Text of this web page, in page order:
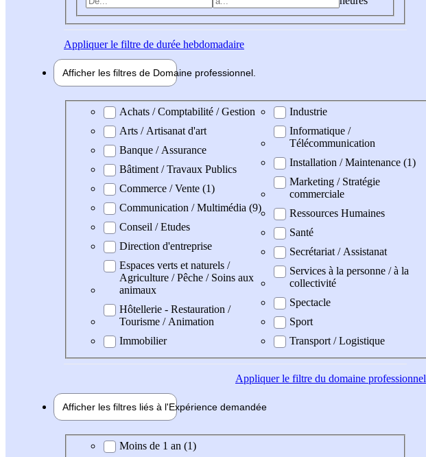
Appliquerle filtre de durée hebdomadaire
Afficher les filtres de Domaine professionnel
Domaine professionel
Achats / Comptabilité / Gestion
Arts / Artisanat d'art
Banque / Assurance
Bâtiment / Travaux Publics
Commerce / Vente (1)
Communication / Multimédia (9)
Conseil / Etudes
Direction d'entreprise
Espaces verts et naturels /
Agriculture / Pêche / Soins aux
animaux
Hôtellerie - Restauration /
Tourisme / Animation
Immobilier
Industrie
Informatique /
Télécommunication
Installation / Maintenance (1)
Marketing / Stratégie
commerciale
Ressources Humaines
Santé
Secrétariat / Assistanat
Services à la personne / à la
collectivité
Spectacle
Sport
Transport / Logistique
Appliquerle filtre du domaine professionnel
Afficher les filtres liés à l'Expérience demandée
Expérience demandée
Moins de 1 an (1)